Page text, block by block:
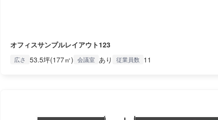
オフィスサンプルレイアウト123
広さ 53.5坪(177㎡) 会議室 あり 従業員数 11